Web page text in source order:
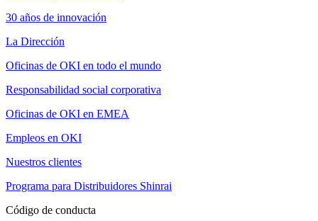
30 años de innovación
La Dirección
Oficinas de OKI en todo el mundo
Responsabilidad social corporativa
Oficinas de OKI en EMEA
Empleos en OKI
Nuestros clientes
Programa para Distribuidores Shinrai
Código de conducta